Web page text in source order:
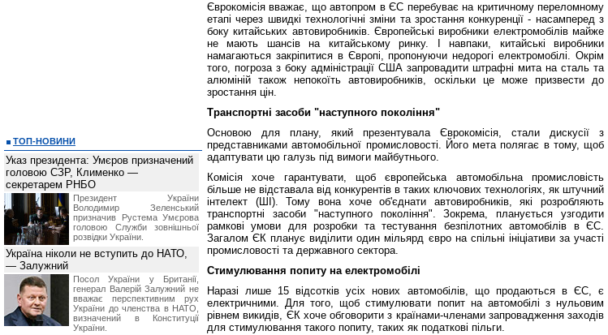
Єврокомісія вважає, що автопром в ЄС перебуває на критичному переломному
етапі через швидкі технологічні зміни та зростання конкуренції - насамперед з
боку китайських автовиробників. Європейські виробники електромобілів майже
не мають шансів на китайському ринку. І навпаки, китайські виробники
намагаються закріпитися в Європі, пропонуючи недорогі електромобілі. Окрім
того, погроза з боку адміністрації США запровадити штрафні мита на сталь та
алюміній також непокоїть автовиробників, оскільки це може призвести до
зростання цін.
Транспортні засоби "наступного покоління"
Основою для плану, який презентувала Єврокомісія, стали дискусії з
представниками автомобільної промисловості. Його мета полягає в тому, щоб
адаптувати цю галузь під вимоги майбутнього.
Комісія хоче гарантувати, щоб європейська автомобільна промисловість
більше не відставала від конкурентів в таких ключових технологіях, як штучний
інтелект (ШІ). Тому вона хоче об'єднати автовиробників, які розробляють
транспортні засоби "наступного покоління". Зокрема, планується узгодити
рамкові умови для розробки та тестування безпілотних автомобілів в ЄС.
Загалом ЄК планує виділити один мільярд євро на спільні ініціативи за участі
промисловості та державного сектора.
Стимулювання попиту на електромобілі
Наразі лише 15 відсотків усіх нових автомобілів, що продаються в ЄС, є
електричними. Для того, щоб стимулювати попит на автомобілі з нульовим
рівнем викидів, ЄК хоче обговорити з країнами-членами запровадження заходів
для стимулювання такого попиту, таких як податкові пільги.
ТОП-НОВИНИ
Указ президента: Умєров призначений
головою СЗР, Клименко —
секретарем РНБО
Президент України
Володимир Зеленський
призначив Pустема Умєрова
головою Служби зовнішньої
розвідки України.
Україна ніколи не вступить до НАТО,
— Залужний
Посол України у Британії,
генерал Валерій Залужний не
вважає перспективним рух
України до членства в НАТО,
визначений в Конституції
України.